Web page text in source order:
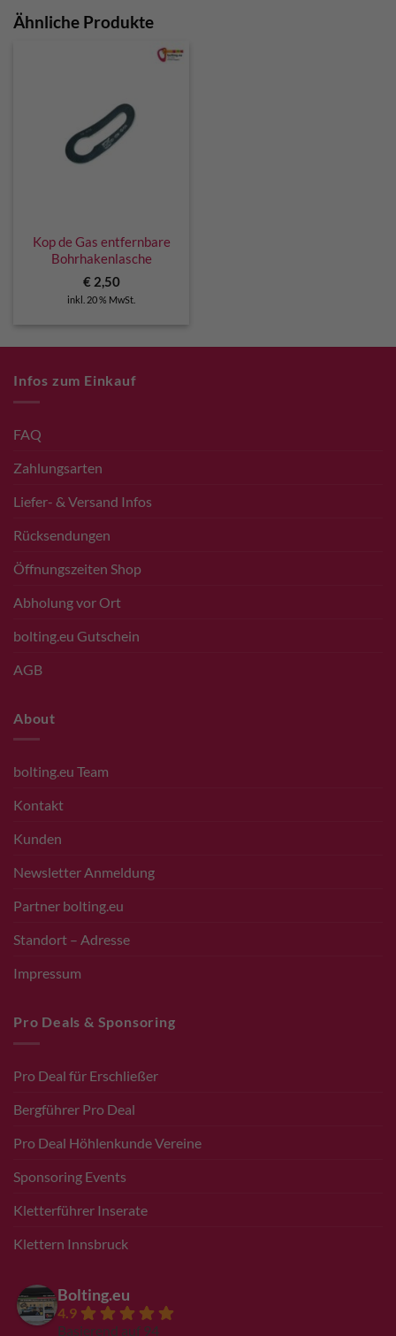
Ähnliche Produkte
Kop de Gas entfernbare
Bohrhakenlasche
€ 2,50
inkl. 20 % MwSt.
Infos zum Einkauf
FAQ
Zahlungsarten
Liefer- & Versand Infos
Rücksendungen
Öffnungszeiten Shop
Abholung vor Ort
bolting.eu Gutschein
AGB
About
bolting.eu Team
Kontakt
Kunden
Newsletter Anmeldung
Partner bolting.eu
Standort – Adresse
Impressum
Pro Deals & Sponsoring
Pro Deal für Erschließer
Bergführer Pro Deal
Pro Deal Höhlenkunde Vereine
Sponsoring Events
Kletterführer Inserate
Klettern Innsbruck
Bolting.eu
4.9
Basierend auf 94